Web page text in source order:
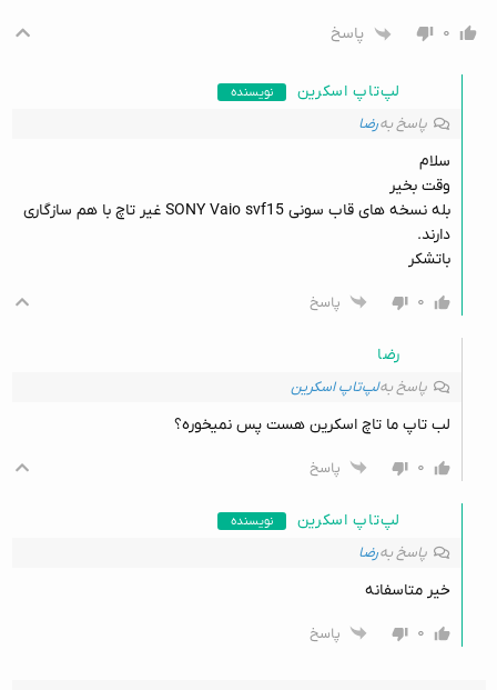
۰ پاسخ
لپ‌تاپ اسکرین نویسنده
پاسخ بهرضا
سلام
وقت بخیر
بله نسخه های قاب سونی SONY Vaio svf15 غیر تاچ با هم سازگاری
دارند.
باتشکر
۰
پاسخ
رضا
پاسخ بهلپ‌تاپ اسکرین
لب تاپ ما تاچ اسکرین هست پس نمیخوره؟
۰
پاسخ
لپ‌تاپ اسکرین نویسنده
پاسخ بهرضا
خیر متاسفانه
۰
پاسخ